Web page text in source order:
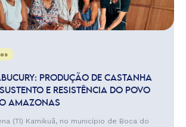
PRODUÇÃO DE CASTANHA
E RESISTÊNCIA DO POVO
AMAZONAS
(TI) Kamikuã, no município de Boca do